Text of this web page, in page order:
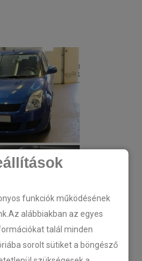
funkciók működésének
alábbiakban az egyes
talál minden
sorolt sütiket a böngésző